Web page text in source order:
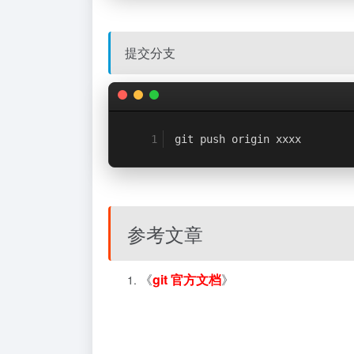
提交分支
git push origin xxxx
参考文章
《git 官方文档》